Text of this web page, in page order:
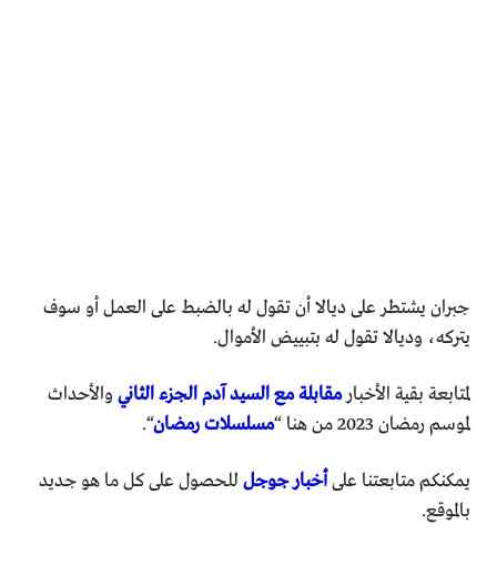
جبران يشتطر على ديالا أن تقول له بالضبط على العمل أو سوف
يتركه، وديالا تقول له بتبييض الأموال.
لمتابعة بقية الأخبارمقابلة مع السيد آدم الجزء الثاني والأحداث
لموسم رمضان 2023 من هنا “
مسلسلات رمضان“.
يمكنكم متابعتنا علىأخبار جوجلللحصول على كل ما هو جديد
بالموقع.